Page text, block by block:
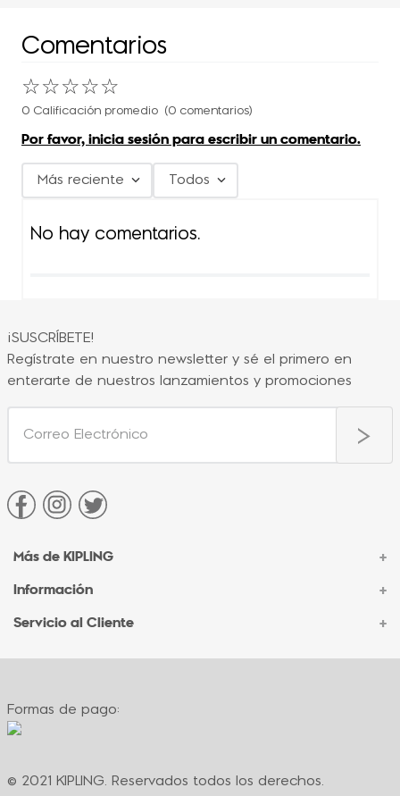
Comentarios
☆☆☆☆☆
0 Calificación promedio (0 comentarios)
Por favor, inicia sesión para escribir un comentario.
Más reciente Todos
No hay comentarios.
¡SUSCRÍBETE!
Regístrate en nuestro newsletter y sé el primero en
enterarte de nuestros lanzamientos y promociones
Más de KIPLING +
Acerca de Kipling
Sucursales
Información +
Contacto Corporativo
Formas de pago
Servicio al Cliente +
Contacto
Políticas de cambio
Términos y condiciones de promociones
Formas de pago:
© 2021 KIPLING. Reservados todos los derechos.